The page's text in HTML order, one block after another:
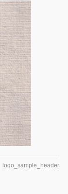
logo_sample_header